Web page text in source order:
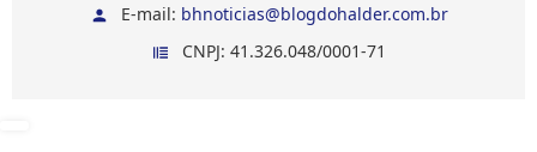
E-mail: bhnoticias@blogdohalder.com.br
CNPJ: 41.326.048/0001-71